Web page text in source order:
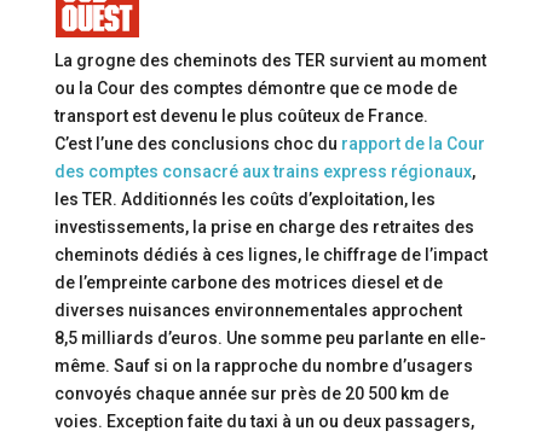
La grogne des cheminots des TER survient au moment
ou la Cour des comptes démontre que ce mode de
transport est devenu le plus coûteux de France.
C’est l’une des conclusions choc du rapport de la Cour
des comptes consacré aux trains express régionaux,
les TER. Additionnés les coûts d’exploitation, les
investissements, la prise en charge des retraites des
cheminots dédiés à ces lignes, le chiffrage de l’impact
de l’empreinte carbone des motrices diesel et de
diverses nuisances environnementales approchent
8,5 milliards d’euros. Une somme peu parlante en elle-
même. Sauf si on la rapproche du nombre d’usagers
convoyés chaque année sur près de 20 500 km de
voies. Exception faite du taxi à un ou deux passagers,